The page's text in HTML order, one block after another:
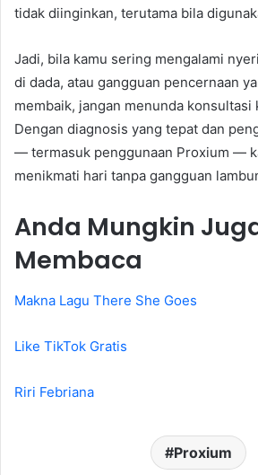
tidak diinginkan, terutama bila
Jadi, bila kamu sering mengalami
di dada, atau gangguan pencernaan
membaik, jangan menunda konsultasi
Dengan diagnosis yang tepat dan
— termasuk penggunaan Proxium —
menikmati hari tanpa gangguan
Anda Mungkin
Membaca
Makna Lagu There She Goes
Like TikTok Gratis
Riri Febriana
Proxium